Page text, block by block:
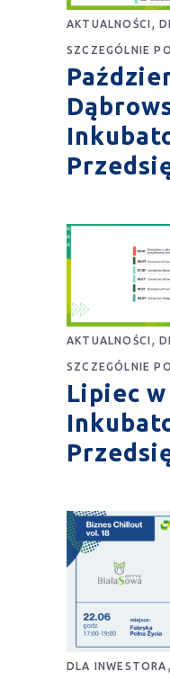
AKTUALNOŚCI,
SZCZEGÓLNIE
AKTUALNOŚCI,
SZCZEGÓLNIE
Lipiec
DLA INWESTORA ,